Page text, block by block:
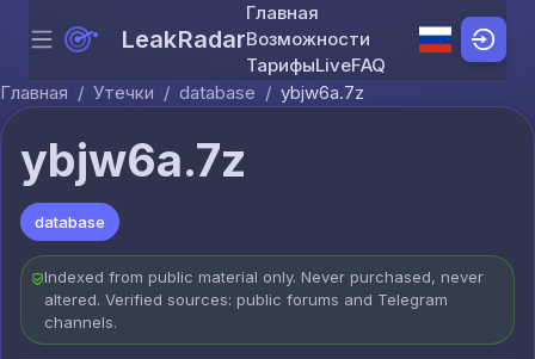
Skip to content
Menu LeakRadar
Главная
Возможности
ТарифыLiveFAQ
Главная / Утечки / database / ybjw6a.7z
ybjw6a.7z
database
Indexed from public material only. Never purchased, never
altered. Verified sources: public forums and Telegram
channels.